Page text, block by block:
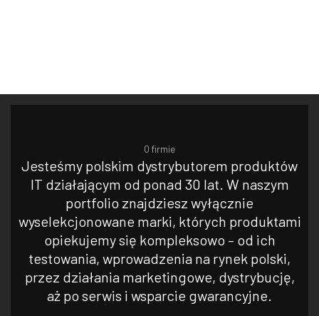
O firmie
Jesteśmy polskim dystrybutorem produktów
IT działającym od ponad 30 lat. W naszym
portfolio znajdziesz wyłącznie
wyselekcjonowane marki, których produktami
opiekujemy się kompleksowo – od ich
testowania, wprowadzenia na rynek polski,
przez działania marketingowe, dystrybucję,
aż po serwis i wsparcie gwarancyjne.